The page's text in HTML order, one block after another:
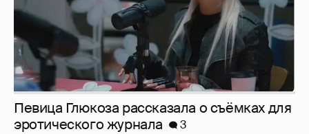
Певица Глюкоза рассказала о съёмках для
эротического журнала
3